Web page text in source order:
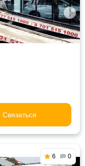
Связаться
6 0